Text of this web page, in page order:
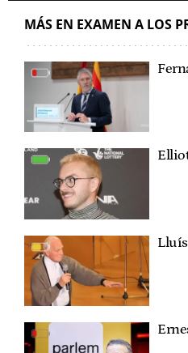
MÁS EN EXAMEN A LOS